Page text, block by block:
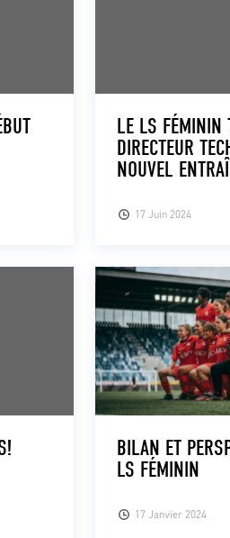
17 Juin 2024
LE LS FÉMININ
DIRECTEUR
NOUVEL
17 Janvier 2024
BILAN ET
LS FÉMININ